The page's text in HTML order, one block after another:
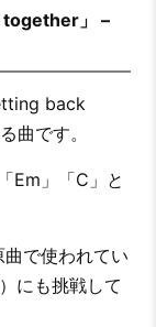
」 –
back
曲です。
Em」「C」と
で使われてい
にも挑戦して